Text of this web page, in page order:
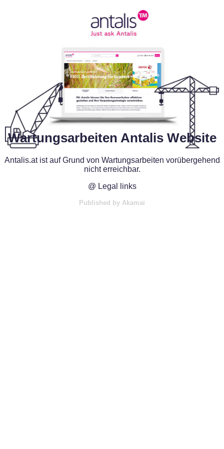
Wartungsarbeiten Antalis Website
Antalis.at ist auf Grund von Wartungsarbeiten vorübergehend
nicht erreichbar.
@ Legal links
Published by Akamai